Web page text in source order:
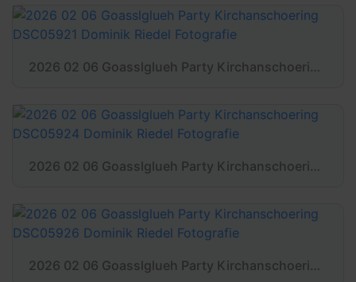
2026 02 06 Goasslglueh Party Kirchanschoering DSC05921 Dominik Riedel Fotografie
2026 02 06 Goasslglueh Party Kirchanschoering DSC05924 Dominik Riedel Fotografie
2026 02 06 Goasslglueh Party Kirchanschoering DSC05926 Dominik Riedel Fotografie